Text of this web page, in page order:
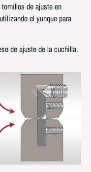
de ajuste en
el yunque para
de ajuste de la cuchilla.